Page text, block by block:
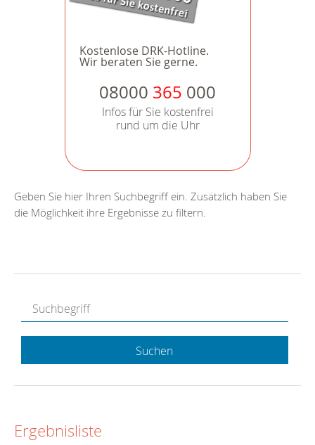
Kostenlose DRK-Hotline.
Wir beraten Sie gerne.
08000 365 000
Infos für Sie kostenfrei
rund um die Uhr
Geben Sie hier Ihren Suchbegriff ein. Zusätzlich haben Sie
die Möglichkeit ihre Ergebnisse zu filtern.
Suchen
Ergebnisliste